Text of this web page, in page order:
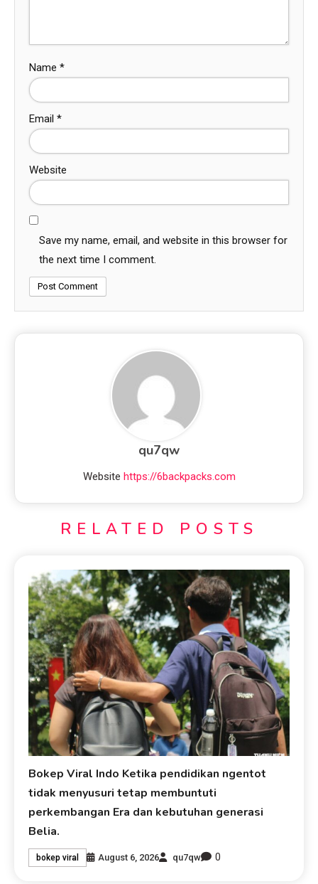
Name *
Email *
Website
Save my name, email, and website in this browser for
the next time I comment.
qu7qw
Website https://6backpacks.com
RELATED POSTS
Bokep Viral Indo Ketika pendidikan ngentot
tidak menyusuri tetap membuntuti
perkembangan Era dan kebutuhan generasi
Belia.
bokep viral August 6, 2026 qu7qw 0